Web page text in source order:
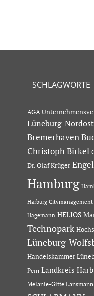
SCHLAGWORTE
AGA
Lüneburg-
Bremerhaven
Christoph Birkel
Dr. Olaf Krüger
Hamburg
Harburg Citymanagement
Hagemann HELIOS
Technopark
Lüneburg-
Handelskammer
Pein Landkreis
Melanie-Gitte Lansmann